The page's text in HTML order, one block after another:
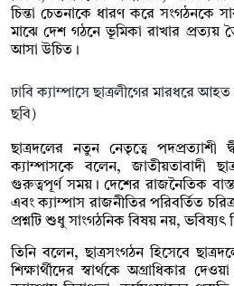
চিন্তা চেতনাকে ধারণ করে সংগঠনকে
মাঝে দেশ গঠনে ভূমিকা রাখার প্রত্যয়
আসা উচিত।
ঢাবি ক্যাম্পাসে ছাত্রলীগের মারধরে
ছবি)
ছাত্রদলের নতুন নেতৃত্বে পদপ্রত্যাশী
ক্যাম্পাসকে বলেন, জাতীয়তাবাদী
গুরুত্বপূর্ণ সময়। দেশের রাজনৈতিক
এবং ক্যাম্পাস রাজনীতির পরিবর্তিত
প্রশ্নটি শুধু সাংগঠনিক বিষয় নয়, ভবিষ্যৎ
তিনি বলেন, ছাত্রসংগঠন হিসেবে
শিক্ষার্থীদের স্বার্থকে অগ্রাধিকার